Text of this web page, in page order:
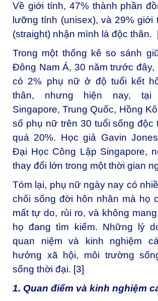
Về giới tính, 47% thành phần
lưỡng tính (unisex), và 29% giới
(straight) nhận mình là độc thân.
Trong một thống kê so sánh
Đông Nam Á, 30 năm trước đây,
có 2% phụ nữ ở độ tuổi kết
thân, nhưng hiện nay, tại
Singapore, Trung Quốc, Hồng
số phụ nữ trên 30 tuổi sống độc
quá 20%. Học giả Gavin
Đại Học Công Lập Singapore,
thay đổi lớn trong một thời gian
Tóm lại, phụ nữ ngày nay có
chối sống đời hôn nhân mà họ
mất tự do, rủi ro, và không
họ đang tìm kiếm. Những lý
quan niệm và kinh nghiệm
hưởng xã hội, môi trường
sống thời đại. [3]
1. Quan điểm và kinh nghiệm